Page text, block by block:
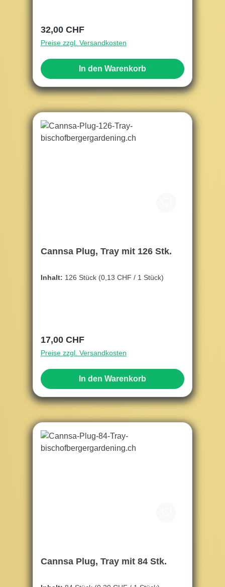
Regulärer Preis:
32,00 CHF
Preise zzgl. Versandkosten
In den Warenkorb
Cannsa Plug, Tray mit 126 Stk.
Inhalt: 126 Stück (0,13 CHF / 1 Stück)
Regulärer Preis:
17,00 CHF
Preise zzgl. Versandkosten
In den Warenkorb
Cannsa Plug, Tray mit 84 Stk.